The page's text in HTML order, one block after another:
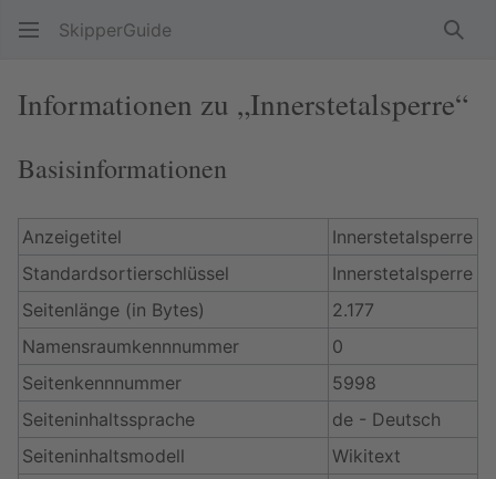
SkipperGuide
Informationen zu „Innerstetalsperre“
Basisinformationen
Anzeigetitel
Innerstetalsperre
Standardsortierschlüssel
Innerstetalsperre
Seitenlänge (in Bytes)
2.177
Namensraumkennnummer
0
Seitenkennnummer
5998
Seiteninhaltssprache
de - Deutsch
Seiteninhaltsmodell
Wikitext